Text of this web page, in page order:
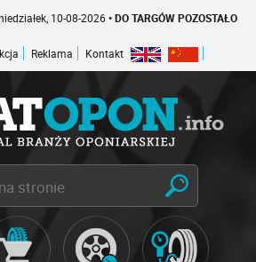
10-08-2026• DO TARGÓW POZOSTAŁO -1 DNI
Reklama Kontakt